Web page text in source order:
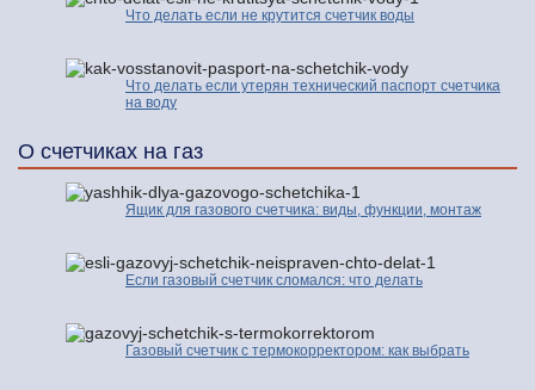
Что делать если не крутится счетчик воды
Что делать если утерян технический паспорт счетчика
на воду
О счетчиках на газ
Ящик для газового счетчика: виды, функции, монтаж
Если газовый счетчик сломался: что делать
Газовый счетчик с термокорректором: как выбрать